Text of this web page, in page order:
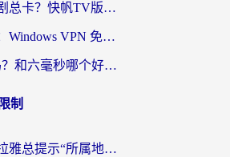
海外看国内剧总卡？快帆TV版VPN好用吗？和快滚VPN对比哪个回国效果更好？
海外党必看：Windows VPN 免费？别踩坑！教你选对好用的国内加速器无缝回国
Malus好用吗？和六毫秒哪个好？海外党选回国加速器的避坑指南
制
海外听喜马拉雅总提示“所属地区暂时无版权”？这个限制解除方法亲测有效！